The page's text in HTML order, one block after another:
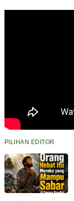
PILIHAN EDITOR